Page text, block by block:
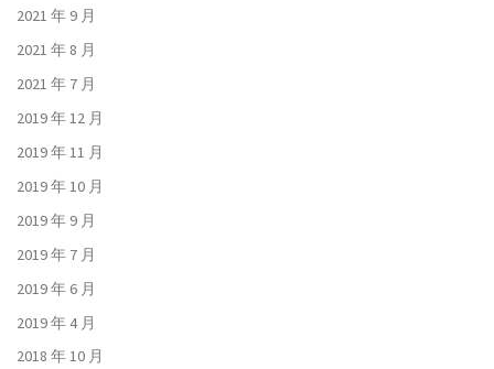
2021 年 9 月
2021 年 8 月
2021 年 7 月
2019 年 12 月
2019 年 11 月
2019 年 10 月
2019 年 9 月
2019 年 7 月
2019 年 6 月
2019 年 4 月
2018 年 10 月